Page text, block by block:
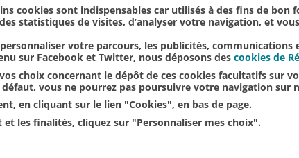
cookies sont indispensables car utilisés à des fins de
statistiques de visites, d’analyser votre navigation, et
votre parcours, les publicités,
sur Facebook et Twitter, nous déposons des cookies de
choix concernant le dépôt de ces cookies facultatifs sur
vous ne pourrez pas poursuivre votre navigation sur
en cliquant sur le lien "Cookies", en bas de page.
les finalités, cliquez sur "Personnaliser mes choix".